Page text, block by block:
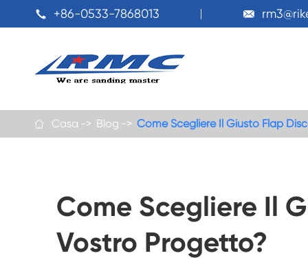
 +86-0533-7868013 
 Casa Blog Come Scegliere Il Giusto Flap
Come Scegliere Il
Vostro Progetto?